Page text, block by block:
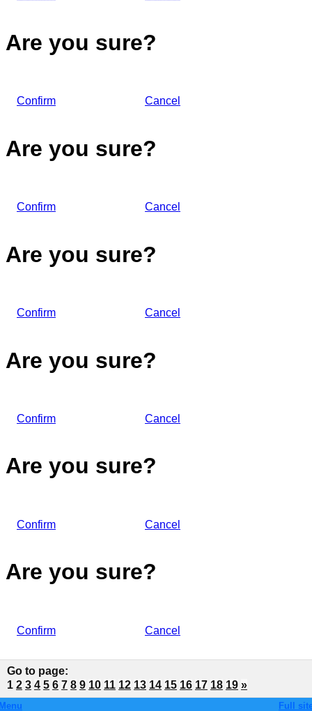
Are you sure?
Confirm Cancel
Are you sure?
Confirm Cancel
Are you sure?
Confirm Cancel
Are you sure?
Confirm Cancel
Are you sure?
Confirm Cancel
Are you sure?
Confirm Cancel
Go to page:
1 2 3 4 5 6 7 8 9 10 11 12 13 14 15 16 17 18 19 »
Full